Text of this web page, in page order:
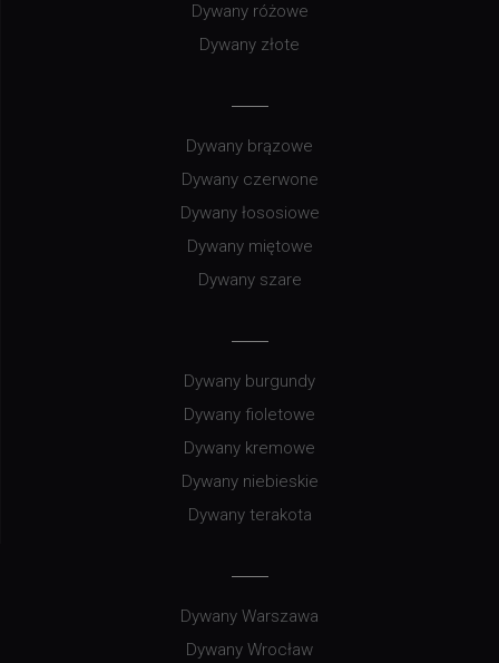
Dywany różowe
Dywany złote
Dywany brązowe
Dywany czerwone
Dywany łososiowe
Dywany miętowe
Dywany szare
Dywany burgundy
Dywany fioletowe
Dywany kremowe
Dywany niebieskie
Dywany terakota
Dywany Warszawa
Dywany Wrocław